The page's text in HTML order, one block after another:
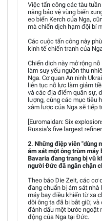
Việc tấn công các tàu
năng bảo vệ vùng biển
eo biển Kerch của Nga,
mà chiến dịch hạm đội bí
Các cuộc tấn công này
kinh tế chiến tranh của
Chiến dịch này mở rộng
làm suy yếu nguồn thu
Nga. Cơ quan An ninh
liên tục nỗ lực làm giảm
và các địa điểm quân sự,
lượng, cùng các mục tiêu
xâm lược của Nga sẽ tiếp
[Euromaidan: Six
Russia’s five largest
2. Những điệp viên "dùng
ám sát một ông trùm
Bavaria đang trang bị vũ
người Đức đã ngăn chặn
Theo báo Die Zeit, các cơ
đang chuẩn bị ám sát nhà
máy bay điều khiển từ xa
dõi ông ta đã bị bắt giữ,
đánh dấu một bước ngoặt
động của Nga tại Đức.